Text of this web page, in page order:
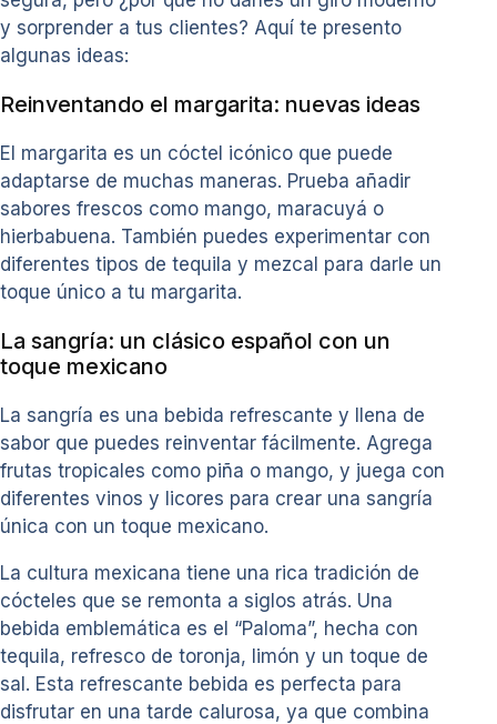
y sorprender a tus clientes? Aquí te presento
algunas ideas:
Reinventando el margarita: nuevas ideas
El margarita es un cóctel icónico que puede
adaptarse de muchas maneras. Prueba añadir
sabores frescos como mango, maracuyá o
hierbabuena. También puedes experimentar con
diferentes tipos de tequila y mezcal para darle un
toque único a tu margarita.
La sangría: un clásico español con un
toque mexicano
La sangría es una bebida refrescante y llena de
sabor que puedes reinventar fácilmente. Agrega
frutas tropicales como piña o mango, y juega con
diferentes vinos y licores para crear una sangría
única con un toque mexicano.
La cultura mexicana tiene una rica tradición de
cócteles que se remonta a siglos atrás. Una
bebida emblemática es el “Paloma”, hecha con
tequila, refresco de toronja, limón y un toque de
sal. Esta refrescante bebida es perfecta para
disfrutar en una tarde calurosa, ya que combina